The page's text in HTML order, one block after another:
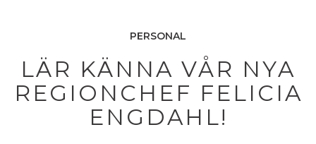
PERSONAL
LÄR KÄNNA VÅR NYA
REGIONCHEF FELICIA
ENGDAHL!